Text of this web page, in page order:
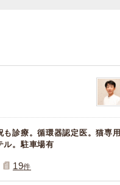
診療。循環器認定医。猫専用
ル。駐車場有
19件